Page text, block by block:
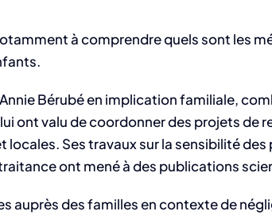
à comprendre quels sont les
Bérubé en implication familiale,
ont valu de coordonner des projets de
locales. Ses travaux sur la sensibilité
ont mené à des publications
auprès des familles en contexte de